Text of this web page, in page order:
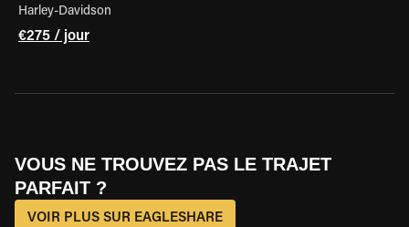
Harley-Davidson
€275 / jour
VOUS NE TROUVEZ PAS LE TRAJET
PARFAIT ?
VOIR PLUS SUR EAGLESHARE